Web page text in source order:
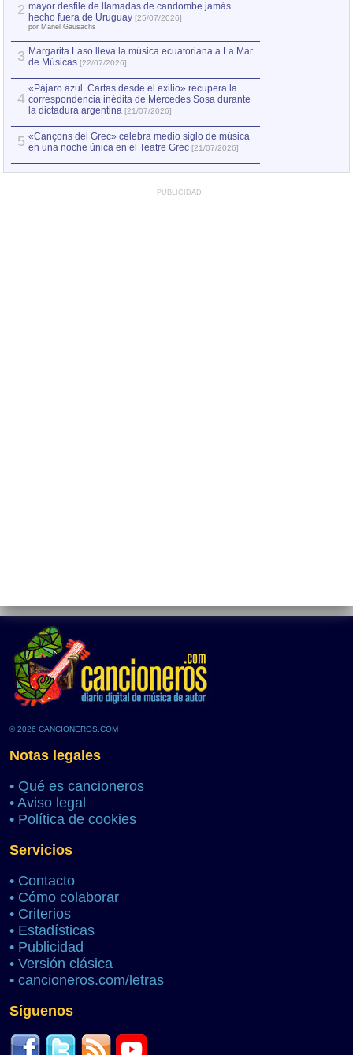
2 mayor desfile de llamadas de candombe jamás
hecho fuera de Uruguay [25/07/2026]
por Manel Gausachs
3 Margarita Laso lleva la música ecuatoriana a La Mar
de Músicas [22/07/2026]
4
«Pájaro azul. Cartas desde el exilio» recupera la
correspondencia inédita de Mercedes Sosa durante
la dictadura argentina [21/07/2026]
5 «Cançons del Grec» celebra medio siglo de música
en una noche única en el Teatre Grec [21/07/2026]
PUBLICIDAD
© 2026 CANCIONEROS.COM
Notas legales
• Qué es cancioneros
• Aviso legal
• Política de cookies
Servicios
• Contacto
• Cómo colaborar
• Criterios
• Estadísticas
• Publicidad
• Versión clásica
• cancioneros.com/letras
Síguenos